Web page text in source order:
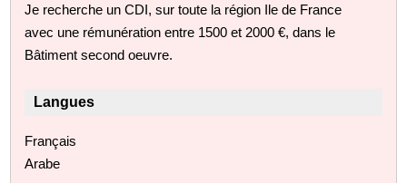
Je recherche un CDI, sur toute la région Ile de France
avec une rémunération entre 1500 et 2000 €, dans le
Bâtiment second oeuvre.
Langues
Français
Arabe